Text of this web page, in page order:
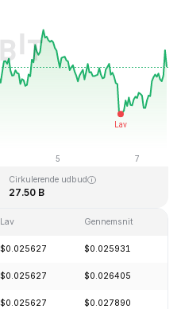
$0.000171
Cirkulerende udbud
27.50 B
Lav Gennemsnit
$0.025627 $0.025931
$0.025627 $0.026405
$0.025627 $0.027890